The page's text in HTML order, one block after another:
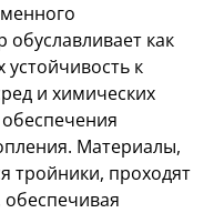
как
устойчивость к
и химических
Материалы,
тройники, проходят
обеспечивая